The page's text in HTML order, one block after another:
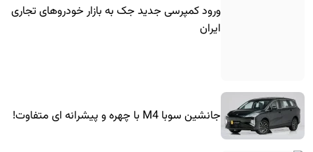
ورود کمپرسی جدید جک به بازار خودروهای تجاری
ایران
جانشین سوبا M4 با چهره و پیشرانه ای متفاوت!